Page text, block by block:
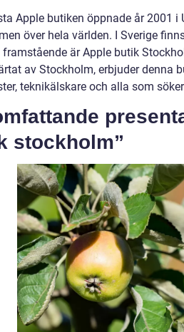
Apple butiken öppnade år 2001 i
över hela världen. I Sverige
framstående är Apple butik
av Stockholm, erbjuder denna
teknikälskare och alla som
stockholm”